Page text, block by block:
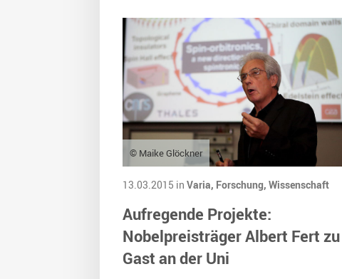
© Maike Glöckner
13.03.2015 in Varia, Forschung, Wissenschaft
Aufregende Projekte:
Nobelpreisträger Albert Fert zu
Gast an der Uni